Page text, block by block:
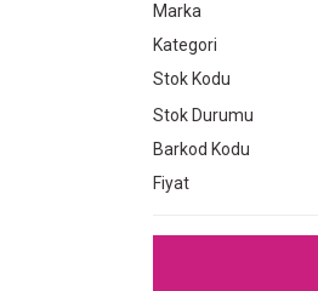
Marka
Kategori
Stok Kodu
Stok Durumu
Barkod Kodu
Fiyat